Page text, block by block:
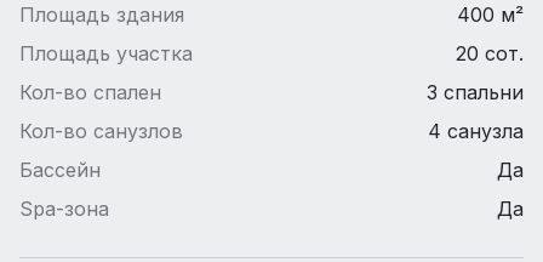
Площадь здания
400 м²
Площадь участка
20 сот.
Кол-во спален
3 спальни
Кол-во санузлов
4 санузла
Бассейн
Да
Spa-зона
Да